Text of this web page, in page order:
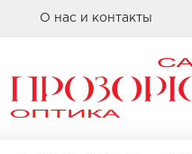
О нас и контакты